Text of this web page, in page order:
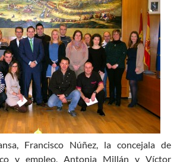
Francisco Núñez, la concejala de
y empleo, Antonia Millán y Víctor